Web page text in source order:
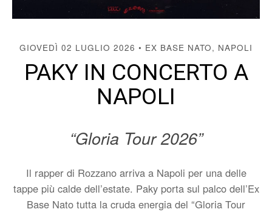
GIOVEDÌ 02 LUGLIO 2026 • EX BASE NATO, NAPOLI
PAKY IN CONCERTO A
NAPOLI
“Gloria Tour 2026”
Il rapper di Rozzano arriva a Napoli per una delle
tappe più calde dell’estate. Paky porta sul palco dell’Ex
Base Nato tutta la cruda energia del “Gloria Tour